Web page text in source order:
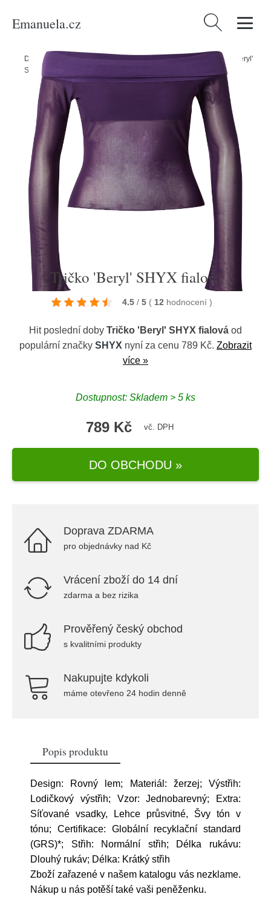
Emanuela.cz Vyhledávání
Domů/ Produkty/Ženy/Oblečení / Móda pro plnoštíhlé
Tričko 'Beryl'
SHYX fialová
Tričko 'Beryl' SHYX fialová
4.5 / 5 ( 12 hodnocení )
Hit poslední doby Tričko 'Beryl' SHYX fialová od
populární značky SHYX nyní za cenu 789 Kč. Zobrazit
více »
Dostupnost: Skladem > 5 ks
789 Kč vč. DPH
DO OBCHODU »
Doprava ZDARMA
pro objednávky nad Kč
Vrácení zboží do 14 dní
zdarma a bez rizika
Prověřený český obchod
s kvalitními produkty
Nakupujte kdykoli
máme otevřeno 24 hodin denně
Popis produktu
Design: Rovný lem; Materiál: žerzej; Výstřih:
Lodičkový výstřih; Vzor: Jednobarevný; Extra:
Síťované vsadky, Lehce průsvitné, Švy tón v
tónu; Certifikace: Globální recyklační standard
(GRS)*; Střih: Normální střih; Délka rukávu:
Dlouhý rukáv; Délka: Krátký střih
Zboží zařazené v našem katalogu vás nezklame.
Nákup u nás potěší také vaši peněženku.